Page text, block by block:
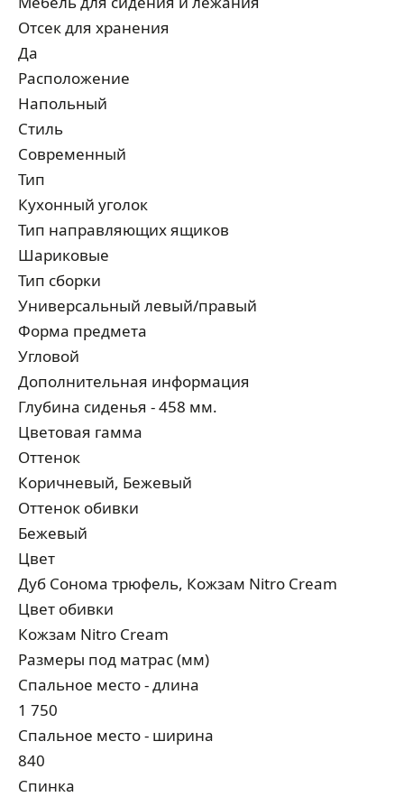
Отсек для хранения
Да
Расположение
Напольный
Стиль
Современный
Тип
Кухонный уголок
Тип направляющих ящиков
Шариковые
Тип сборки
Универсальный левый/правый
Форма предмета
Угловой
Дополнительная информация
Глубина сиденья - 458 мм.
Цветовая гамма
Оттенок
Коричневый, Бежевый
Оттенок обивки
Бежевый
Цвет
Дуб Сонома трюфель, Кожзам Nitro Cream
Цвет обивки
Кожзам Nitro Cream
Размеры под матрас (мм)
Спальное место - длина
1 750
Спальное место - ширина
840
Спинка